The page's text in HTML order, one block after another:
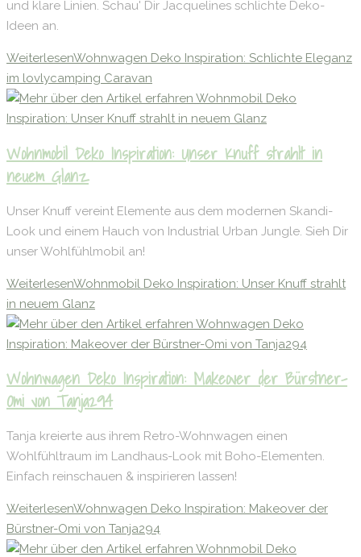
und klare Linien. Schau' Dir Jacquelines schlichte Deko-
Ideen an.
WeiterlesenWohnwagen Deko Inspiration: Schlichte Eleganz
im lovlycamping Caravan
Wohnmobil Deko Inspiration: Unser Knuff strahlt in
neuem Glanz
Unser Knuff vereint Elemente aus dem modernen Skandi-
Look und einem Hauch von Industrial Urban Jungle. Sieh Dir
unser Wohlfühlmobil an!
WeiterlesenWohnmobil Deko Inspiration: Unser Knuff strahlt
in neuem Glanz
Wohnwagen Deko Inspiration: Makeover der Bürstner-
Omi von Tanja294
Tanja kreierte aus ihrem Retro-Wohnwagen einen
Wohlfühltraum im Landhaus-Look mit Boho-Elementen.
Einfach reinschauen & inspirieren lassen!
WeiterlesenWohnwagen Deko Inspiration: Makeover der
Bürstner-Omi von Tanja294